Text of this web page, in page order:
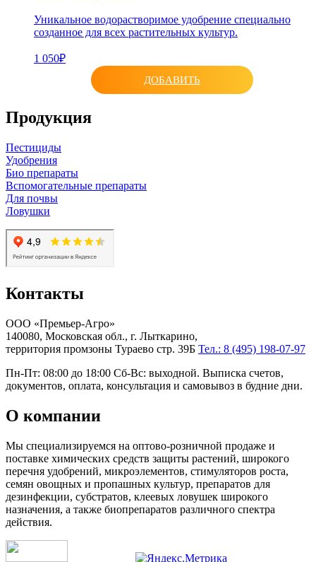
Уникальное водорастворимое удобрение специально
созданное для всех растительных культур.
1 050₽
ДОБАВИТЬ
Продукция
Пестициды
Удобрения
Био препараты
Вспомогательные препараты
Для почвы
Ловушки
Контакты
ООО «Премьер-Агро»
140080, Московская обл., г. Лыткарино,
территория промзоны Тураево стр. 39Б Тел.: 8 (495) 198-07-97
Пн-Пт: 08:00 до 18:00 Сб-Вс: выходной. Выписка счетов,
документов, оплата, консультация и самовывоз в будние дни.
О компании
Мы специализируемся на оптово-розничной продаже и
поставке химических средств защиты растений, широкого
перечня удобрений, микроэлементов, стимуляторов роста,
семян овощных и пропашных культур, препаратов для
дезинфекции, субстратов, клеевых ловушек широкого
назначения, а также биопрепаратов различного спектра
действия.